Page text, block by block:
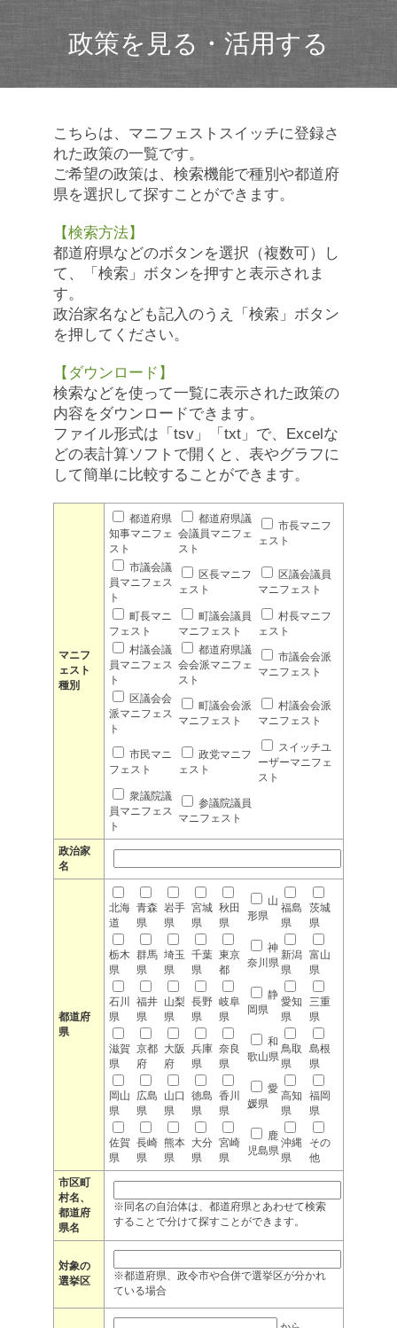
政策を見る・活用する
こちらは、マニフェストスイッチに登録さ
れた政策の一覧です。
ご希望の政策は、検索機能で種別や都道府
県を選択して探すことができます。
【検索方法】
都道府県などのボタンを選択（複数可）し
て、「検索」ボタンを押すと表示されま
す。
政治家名なども記入のうえ「検索」ボタン
を押してください。
【ダウンロード】
検索などを使って一覧に表示された政策の
内容をダウンロードできます。
ファイル形式は「tsv」「txt」で、Excelな
どの表計算ソフトで開くと、表やグラフに
して簡単に比較することができます。
マニフ
ェスト
種別
都道府県
知事マニフェ
スト
都道府県議
会議員マニフェ
スト
市長マニフ
ェスト
市議会議
員マニフェス
ト
区長マニフ
ェスト
区議会議員
マニフェスト
町長マニ
フェスト
町議会議員
マニフェスト
村長マニフ
ェスト
村議会議
員マニフェス
ト
都道府県議
会会派マニフェ
スト
市議会会派
マニフェスト
区議会会
派マニフェス
ト
町議会会派
マニフェスト
村議会会派
マニフェスト
市民マニ
フェスト
政党マニフ
ェスト
スイッチユ
ーザーマニフェ
スト
衆議院議
員マニフェス
ト
参議院議員
マニフェスト
政治家
名
都道府
県
北海
道
青森
県
岩手
県
宮城
県
秋田
県
山
形県
福島
県
茨城
県
栃木
県
群馬
県
埼玉
県
千葉
県
東京
都
神
奈川県
新潟
県
富山
県
石川
県
福井
県
山梨
県
長野
県
岐阜
県
静
岡県
愛知
県
三重
県
滋賀
県
京都
府
大阪
府
兵庫
県
奈良
県
和
歌山県
鳥取
県
島根
県
岡山
県
広島
県
山口
県
徳島
県
香川
県
愛
媛県
高知
県
福岡
県
佐賀
県
長崎
県
熊本
県
大分
県
宮崎
県
鹿
児島県
沖縄
県
その
他
市区町
村名、
都道府
県名
※同名の自治体は、都道府県とあわせて検索
することで分けて探すことができます。
対象の
選挙区
※都道府県、政令市や合併で選挙区が分かれ
ている場合